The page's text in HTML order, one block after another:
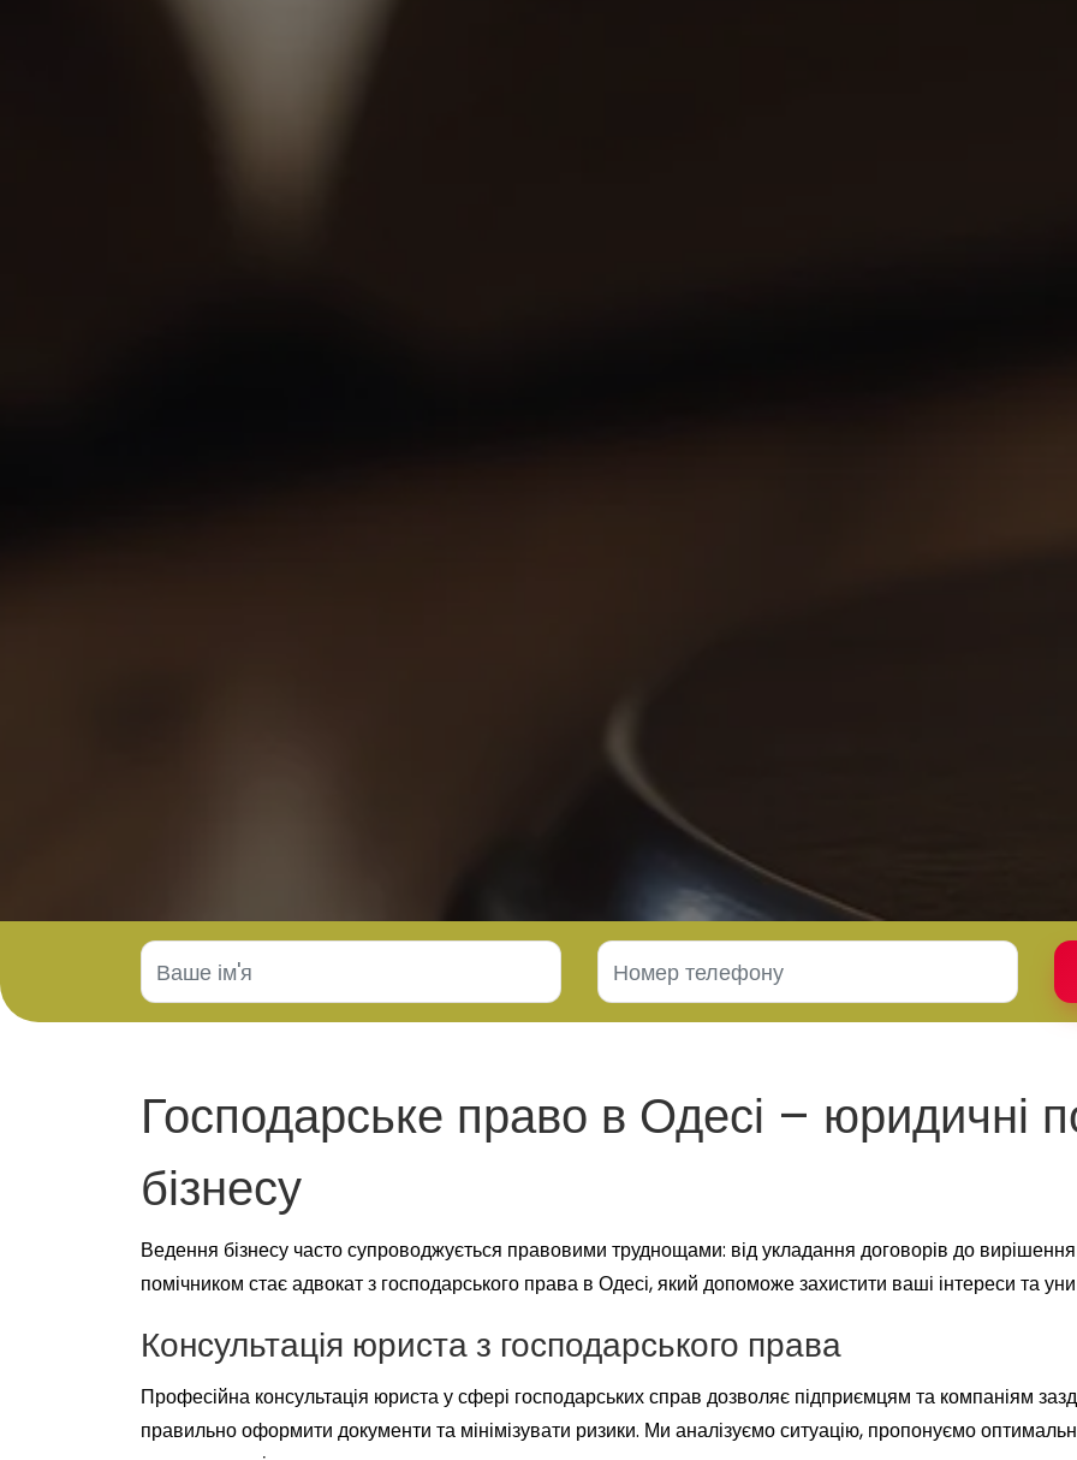
Господарське право в Одесі – юридичні
бізнесу
Ведення бізнесу часто супроводжується правовими труднощами: від укладання договорів до
помічником стає адвокат з господарського права в Одесі, який допоможе захистити ваші інтереси та
Консультація юриста з господарського права
Професійна консультація юриста у сфері господарських справ дозволяє підприємцям та компаніям
правильно оформити документи та мінімізувати ризики. Ми аналізуємо ситуацію, пропонуємо